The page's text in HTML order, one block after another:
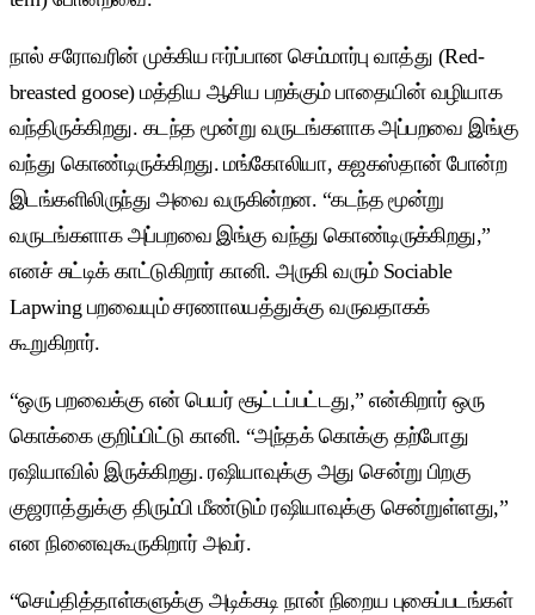
நால் சரோவரின் முக்கிய ஈர்ப்பான செம்மார்பு வாத்து (Red-
breasted goose) மத்திய ஆசிய பறக்கும் பாதையின் வழியாக
வந்திருக்கிறது. கடந்த மூன்று வருடங்களாக அப்பறவை இங்கு
வந்து கொண்டிருக்கிறது. மங்கோலியா, கஜகஸ்தான் போன்ற
இடங்களிலிருந்து அவை வருகின்றன. “கடந்த மூன்று
வருடங்களாக அப்பறவை இங்கு வந்து கொண்டிருக்கிறது,”
எனச் சுட்டிக் காட்டுகிறார் கானி. அருகி வரும் Sociable
Lapwing பறவையும் சரணாலயத்துக்கு வருவதாகக்
கூறுகிறார்.
“ஒரு பறவைக்கு என் பெயர் சூட்டப்பட்டது,” என்கிறார் ஒரு
கொக்கை குறிப்பிட்டு கானி. “அந்தக் கொக்கு தற்போது
ரஷியாவில் இருக்கிறது. ரஷியாவுக்கு அது சென்று பிறகு
குஜராத்துக்கு திரும்பி மீண்டும் ரஷியாவுக்கு சென்றுள்ளது,”
என நினைவுகூருகிறார் அவர்.
“செய்தித்தாள்களுக்கு அடிக்கடி நான் நிறைய புகைப்படங்கள்